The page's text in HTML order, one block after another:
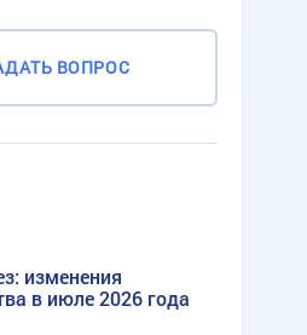
ВОПРОС
изменения
в июле 2026 года